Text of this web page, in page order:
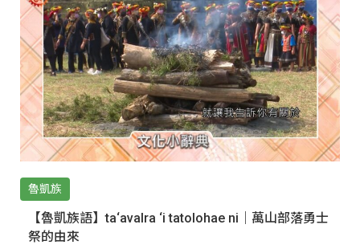
魯凱族
【魯凱族語】ta‘avalra ‘i tatolohae ni｜萬山部落勇士
祭的由來